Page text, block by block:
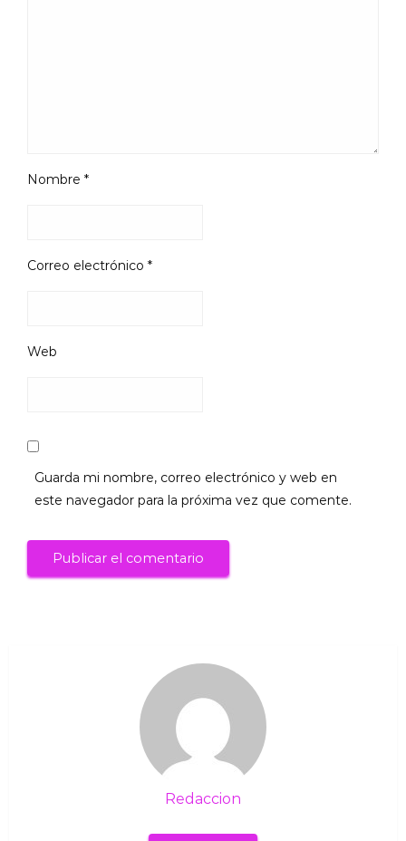
Nombre *
Correo electrónico *
Web
Guarda mi nombre, correo electrónico y web en
este navegador para la próxima vez que comente.
Redaccion